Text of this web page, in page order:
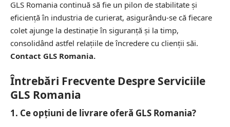
GLS Romania continuă să fie un pilon de stabilitate și
eficiență în industria de curierat, asigurându-se că fiecare
colet ajunge la destinație în siguranță și la timp,
consolidând astfel relațiile de încredere cu clienții săi.
Contact GLS Romania.
Întrebări Frecvente Despre Serviciile
GLS Romania
1. Ce opțiuni de livrare oferă GLS Romania?